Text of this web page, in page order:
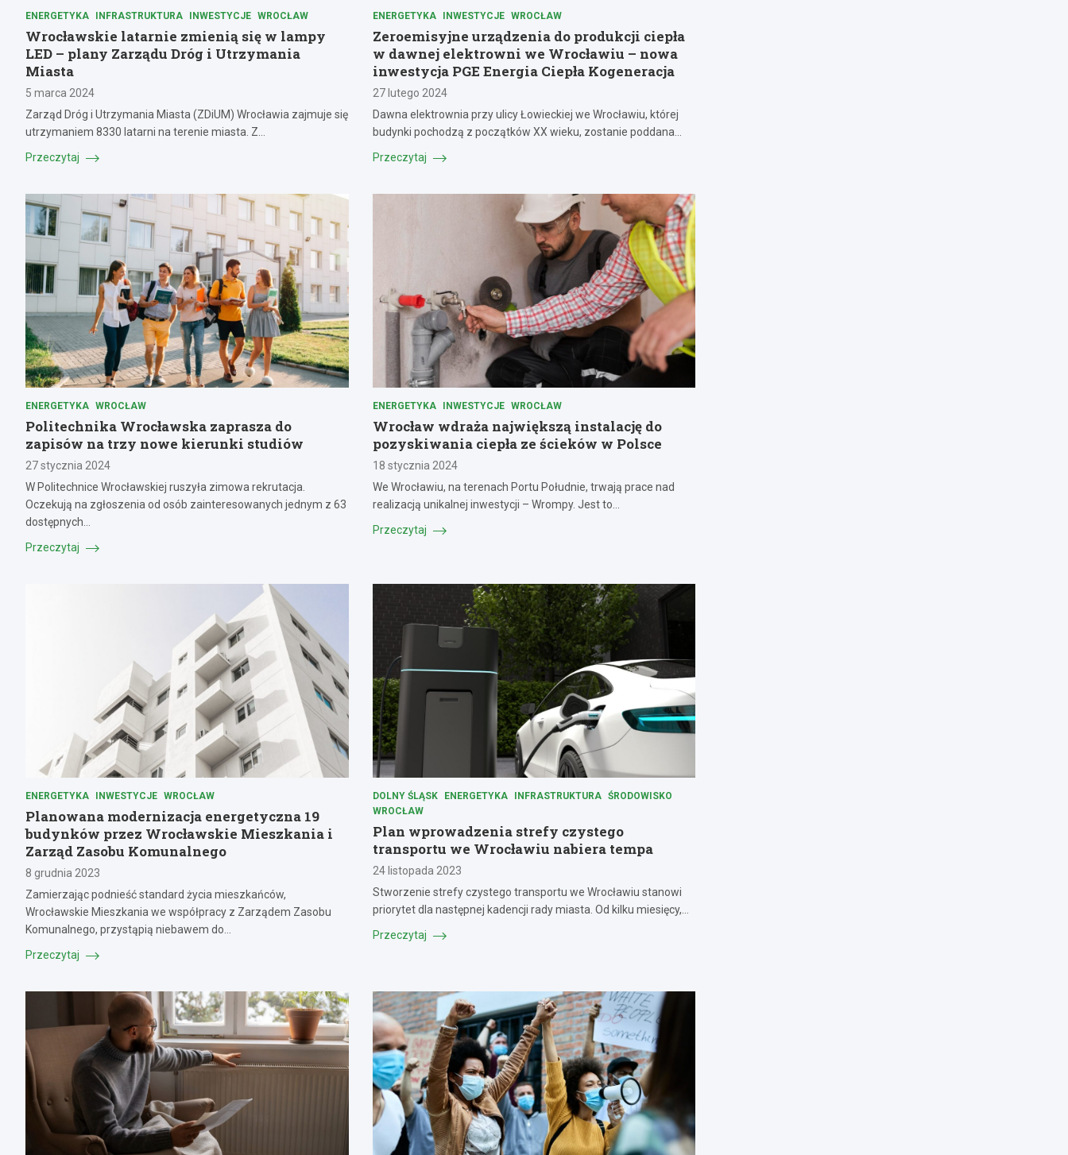
ENERGETYKA INFRASTRUKTURA INWESTYCJE WROCŁAW
Wrocławskie latarnie zmienią się w lampy
LED – plany Zarządu Dróg i Utrzymania
Miasta
5 marca 2024
Zarząd Dróg i Utrzymania Miasta (ZDiUM) Wrocławia zajmuje się
utrzymaniem 8330 latarni na terenie miasta. Z…
Przeczytaj
ENERGETYKA INWESTYCJE WROCŁAW
Zeroemisyjne urządzenia do produkcji ciepła
w dawnej elektrowni we Wrocławiu – nowa
inwestycja PGE Energia Ciepła Kogeneracja
27 lutego 2024
Dawna elektrownia przy ulicy Łowieckiej we Wrocławiu, której
budynki pochodzą z początków XX wieku, zostanie poddana…
Przeczytaj
ENERGETYKA WROCŁAW
Politechnika Wrocławska zaprasza do
zapisów na trzy nowe kierunki studiów
27 stycznia 2024
W Politechnice Wrocławskiej ruszyła zimowa rekrutacja.
Oczekują na zgłoszenia od osób zainteresowanych jednym z 63
dostępnych…
Przeczytaj
ENERGETYKA INWESTYCJE WROCŁAW
Wrocław wdraża największą instalację do
pozyskiwania ciepła ze ścieków w Polsce
18 stycznia 2024
We Wrocławiu, na terenach Portu Południe, trwają prace nad
realizacją unikalnej inwestycji – Wrompy. Jest to…
Przeczytaj
ENERGETYKA INWESTYCJE WROCŁAW
Planowana modernizacja energetyczna 19
budynków przez Wrocławskie Mieszkania i
Zarząd Zasobu Komunalnego
8 grudnia 2023
Zamierzając podnieść standard życia mieszkańców,
Wrocławskie Mieszkania we współpracy z Zarządem Zasobu
Komunalnego, przystąpią niebawem do…
Przeczytaj
DOLNY ŚLĄSK ENERGETYKA INFRASTRUKTURA ŚRODOWISKO
WROCŁAW
Plan wprowadzenia strefy czystego
transportu we Wrocławiu nabiera tempa
24 listopada 2023
Stworzenie strefy czystego transportu we Wrocławiu stanowi
priorytet dla następnej kadencji rady miasta. Od kilku miesięcy,…
Przeczytaj